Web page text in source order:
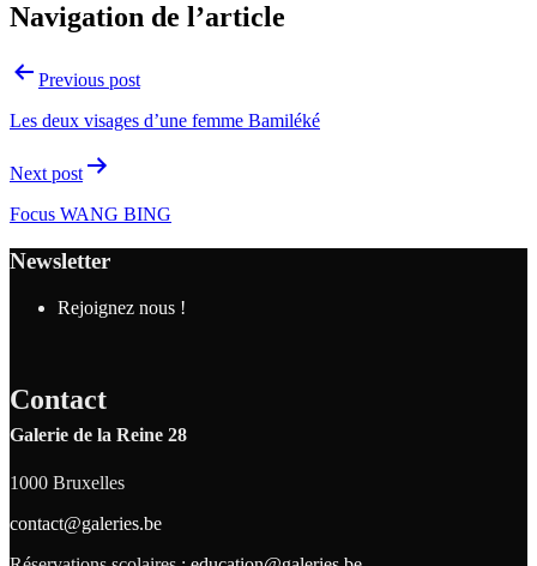
Navigation de l’article
Previous post
Les deux visages d’une femme Bamiléké
Next post
Focus WANG BING
Newsletter
Rejoignez nous !
Contact
Galerie de la Reine 28
1000 Bruxelles
contact@galeries.be